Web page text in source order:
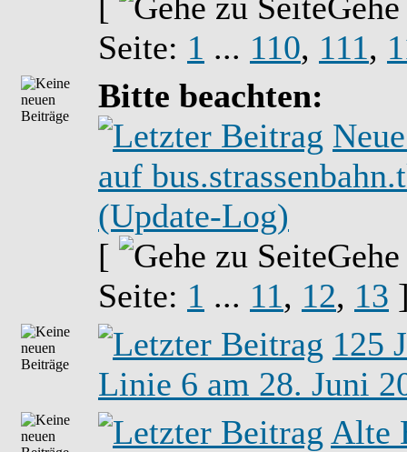
Seite: 1 ... 110, 111,
Bitte beachten:
auf
(Update-Log)
[
Seite: 1 ... 11, 12, 13
125
Linie 6 am 28. Juni
Alte